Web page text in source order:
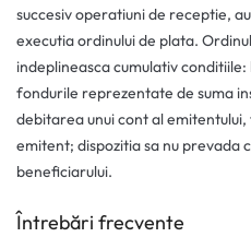
succesiv operatiuni de receptie,
executia ordinului de plata.
indeplineasca cumulativ
fondurile reprezentate de suma
debitarea unui cont al
emitent; dispozitia sa nu
beneficiarului.
Întrebări frecvente